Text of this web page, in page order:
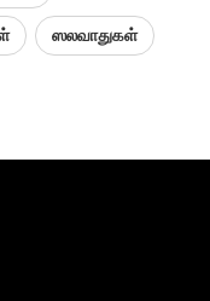
ஸலவாதுகள்